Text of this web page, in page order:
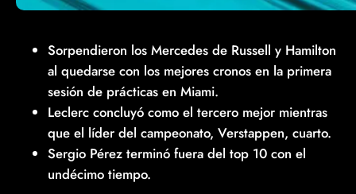
Sorpendieron los Mercedes de Russell y Hamilton
al quedarse con los mejores cronos en la primera
sesión de prácticas en Miami.
Leclerc concluyó como el tercero mejor mientras
que el líder del campeonato, Verstappen, cuarto.
Sergio Pérez terminó fuera del top 10 con el
undécimo tiempo.